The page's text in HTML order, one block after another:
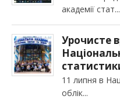
академії стат
Урочисте
11 липня в
облік